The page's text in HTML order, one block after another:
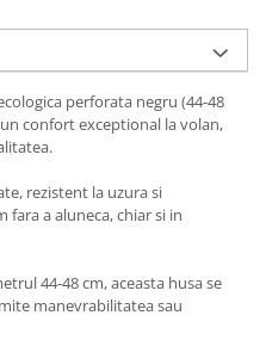
perforata negru (44-48
confort exceptional la volan,
rezistent la uzura si
a aluneca, chiar si in
44-48 cm, aceasta husa se
manevrabilitatea sau